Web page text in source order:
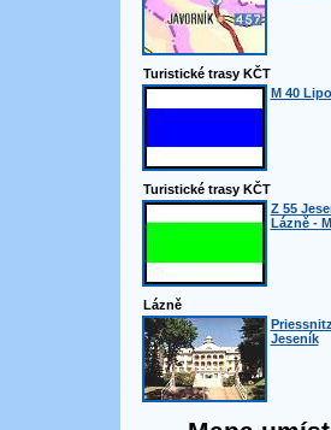
Turistické trasy KČT
M 40
Turistické trasy KČT
Z 55
Lázně -
Lázně
Jeseník